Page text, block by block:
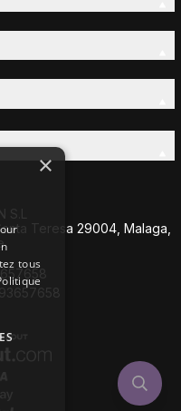
S.L
Teresa 29004, Malaga,
×
tous